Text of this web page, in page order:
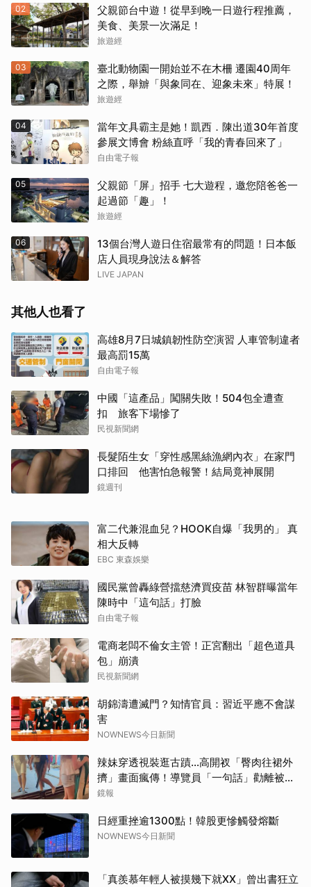
02
父親節台中遊！從早到晚一日遊行程推薦，
美食、美景一次滿足！
旅遊經
03
臺北動物園一開始並不在木柵 遷園40周年
之際，舉辧「與象同在、迎象未來」特展！
旅遊經
04
當年文具霸主是她！凱西．陳出道30年首度
參展文博會 粉絲直呼「我的青春回來了」
自由電子報
05
父親節「屏」招手 七大遊程，邀您陪爸爸一
起過節「趣」！
旅遊經
06
13個台灣人遊日住宿最常有的問題！日本飯
店人員現身說法＆解答
LIVE JAPAN
其他人也看了
高雄8月7日城鎮韌性防空演習 人車管制違者
最高罰15萬
自由電子報
中國「這產品」闖關失敗！504包全遭查
扣 旅客下場慘了
民視新聞網
長髮陌生女「穿性感黑絲漁網內衣」在家門
口排回 他害怕急報警！結局竟神展開
鏡週刊
富二代兼混血兒？HOOK自爆「我男的」 真
相大反轉
EBC 東森娛樂
國民黨曾轟綠營擋慈濟買疫苗 林智群曝當年
陳時中「這句話」打臉
自由電子報
電商老闆不倫女主管！正宮翻出「超色道具
包」崩潰
民視新聞網
胡錦濤遭滅門？知情官員：習近平應不會謀
害
NOWNEWS今日新聞
辣妹穿透視裝逛古蹟…高開衩「臀肉往裙外
擠」畫面瘋傳！導覽員「一句話」勸離被狂
讚
鏡報
日經重挫逾1300點！韓股更慘觸發熔斷
NOWNEWS今日新聞
「真羨慕年輕人被摸幾下就XX」曾出書狂立